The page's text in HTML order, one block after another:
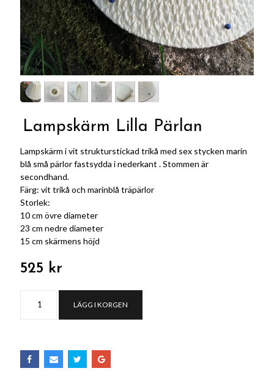
Lampskärm Lilla Pärlan
Lampskärm i vit strukturstickad trikå med sex stycken marin
blå små pärlor fastsydda i nederkant . Stommen är
secondhand.
Färg: vit trikå och marinblå träpärlor
Storlek:
10 cm övre diameter
23 cm nedre diameter
15 cm skärmens höjd
525 kr
LÄGG I KORGEN